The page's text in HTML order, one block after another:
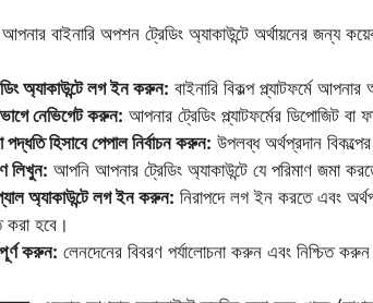
বাইনারি অপশন ট্রেডিং অ্যাকাউন্টে অর্থায়নের জন্য
অ্যাকাউন্টে লগ ইন করুন: বাইনারি বিকল্প প্ল্যাটফর্মে
নেভিগেট করুন: আপনার ট্রেডিং প্ল্যাটফর্মের ডিপোজিট বা
হিসাবে পেপাল নির্বাচন করুন: উপলব্ধ অর্থপ্রদান
লিখুন: আপনি আপনার ট্রেডিং অ্যাকাউন্টে যে পরিমাণ জমা
​​অ্যাকাউন্টে লগ ইন করুন: নিরাপদে লগ ইন করতে এবং
করা হবে।
করুন: লেনদেনের বিবরণ পর্যালোচনা করুন এবং নিশ্চিত